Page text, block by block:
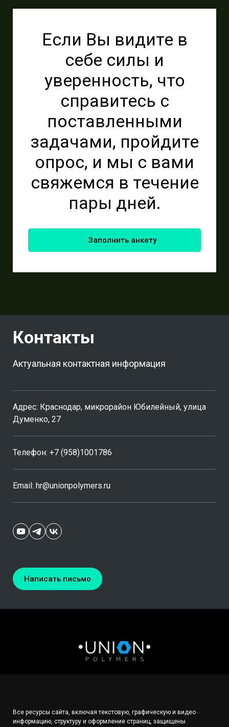
Если Вы видите в
себе силы и
уверенность, что
справитесь с
поставленными
задачами, пройдите
опрос, и мы с вами
свяжемся в течение
пары дней.
Заполнить анкету
Контакты
Актуальная контактная информация
Адрес: Краснодар, микрорайон Юбилейный, улица
Думенко, 27
Телефон: +7 (958)1001786
Email: hr@unionpolymers.ru
Написать письмо
Все ресурсы сайта, включая текстовую, графическую и видео
информацию, структуру и оформление страниц, защищены